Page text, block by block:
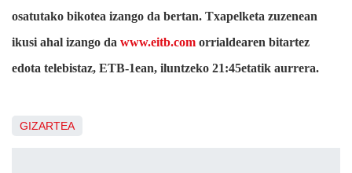
osatutako bikotea izango da bertan. Txapelketa zuzenean
ikusi ahal izango da www.eitb.com orrialdearen bitartez
edota telebistaz, ETB-1ean, iluntzeko 21:45etatik aurrera.
GIZARTEA